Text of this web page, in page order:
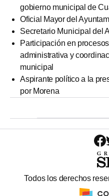
gobierno municipal de
Oficial Mayor del
Secretario Municipal del
Participación en
administrativa y
municipal
Aspirante político a la
por Morena
Todos los derechos